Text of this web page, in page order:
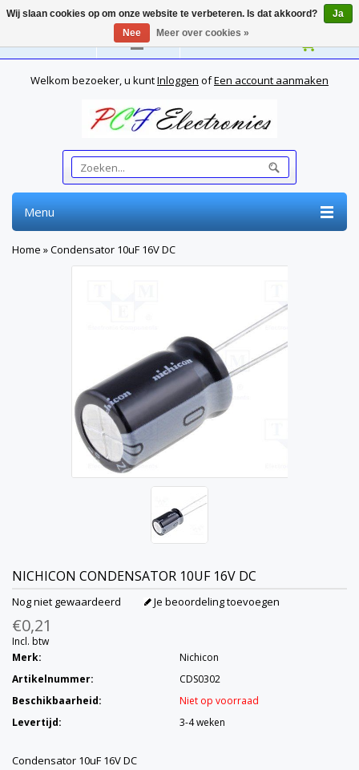
Nederlands
Welkom bezoeker, u kuntInloggen ofEen account aanmaken
Menu
Home »Condensator 10uF 16V DC
NICHICON CONDENSATOR 10UF 16V DC
Nog niet gewaardeerd Je beoordeling toevoegen
€0,21
Incl. btw
Merk:
Nichicon
Artikelnummer:
CDS0302
Beschikbaarheid:
Niet op voorraad
Levertijd:
3-4 weken
Condensator 10uF 16V DC
Wij slaan cookies op om onze website te verbeteren. Is dat akkoord?
Ja
Nee
Meer over cookies »